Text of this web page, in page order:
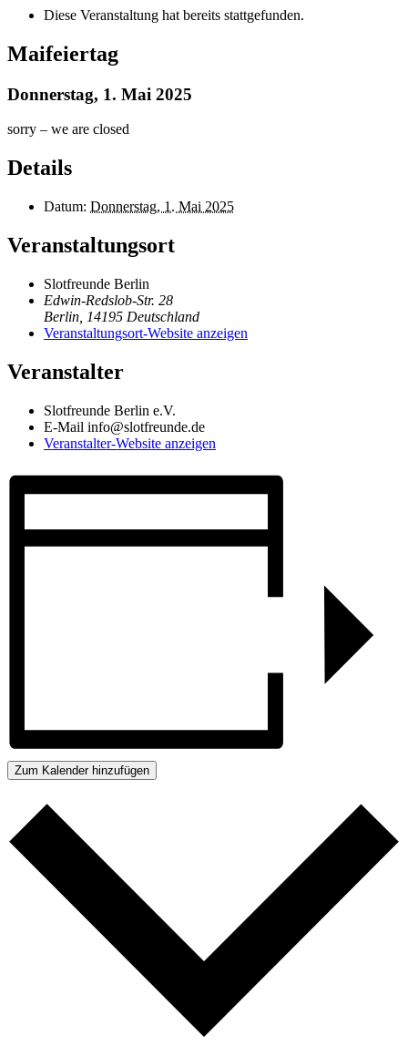
Diese Veranstaltung hat bereits stattgefunden.
Maifeiertag
Donnerstag, 1. Mai 2025
sorry – we are closed
Details
Datum: Donnerstag, 1. Mai 2025
Veranstaltungsort
Slotfreunde Berlin
Edwin-Redslob-Str. 28
Berlin 14195 Deutschland
Veranstaltungsort-Website anzeigen
Veranstalter
Slotfreunde Berlin e.V.
E-Mail info@slotfreunde.de
Veranstalter-Website anzeigen
Zum Kalender hinzufügen